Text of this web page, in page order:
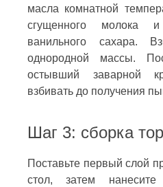
масла комнатной
сгущенного
ванильного сахара.
однородной массы.
остывший заварной
взбивать до получения
Шаг 3: сборка
Поставьте первый слой
стол, затем